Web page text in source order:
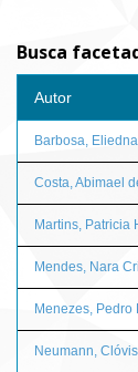
Busca
Autor
Barbosa,
Costa, Abimael
Martins, Patricia
Mendes, Nara
Menezes, Pedro
Neumann, Clóvis